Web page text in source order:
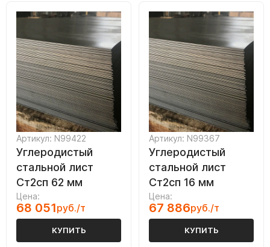
Артикул: N99422
Углеродистый
стальной лист
Ст2сп 62 мм
Цена:
68 051руб./т
КУПИТЬ
Артикул: N99367
Углеродистый
стальной лист
Ст2сп 16 мм
Цена:
67 886руб./т
КУПИТЬ